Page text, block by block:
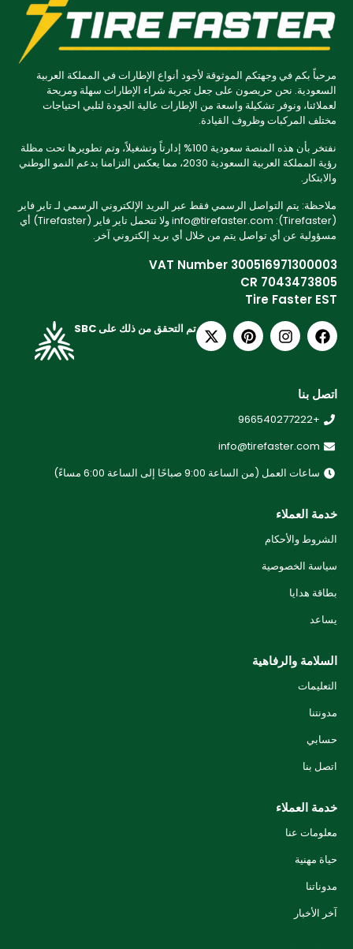
مرحباً بكم في وجهتكم الموثوقة لأجود أنواع الإطارات في المملكة العربية
السعودية. نحن حريصون على جعل تجربة شراء الإطارات سهلة ومريحة
لعملائنا، ونوفر تشكيلة واسعة من الإطارات عالية الجودة لتلبي احتياجات
مختلف المركبات وظروف القيادة.
نفتخر بأن هذه المنصة سعودية 100% إدارتاً وتشغيلاً، وتم تطويرها تحت مظلة
رؤية المملكة العربية السعودية 2030، مما يعكس التزامنا بدعم النمو الوطني
والابتكار.
ملاحظة: يتم التواصل الرسمي فقط عبر البريد الإلكتروني الرسمي لـ تاير فاير
(Tirefaster): info@tirefaster.com ولا تتحمل تاير فاير (Tirefaster) أي
مسؤولية عن أي تواصل يتم من خلال أي بريد إلكتروني آخر.
VAT Number 300516971300003
CR 7043473805
Tire Faster EST
تم التحقق من ذلك على SBC
اتصل بنا
+966540277222
info@tirefaster.com
ساعات العمل (من الساعة 9:00 صباحًا إلى الساعة 6:00 مساءً)
خدمة العملاء
الشروط والأحكام
سياسة الخصوصية
بطاقة هدايا
يساعد
السلامة والرفاهية
التعليمات
مدونتنا
حسابي
اتصل بنا
خدمة العملاء
معلومات عنا
حياة مهنية
مدوناتنا
آخر الأخبار